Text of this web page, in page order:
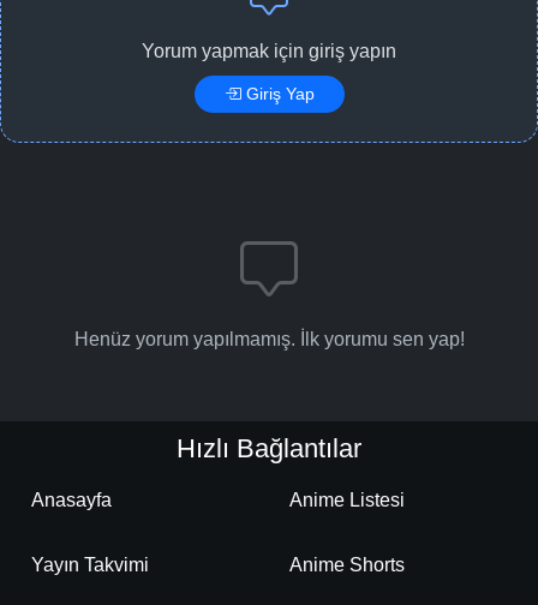
Yorum yapmak için giriş yapın
Giriş Yap
Henüz yorum yapılmamış. İlk yorumu sen yap!
Hızlı Bağlantılar
Anasayfa Anime Listesi
Yayın Takvimi Anime Shorts